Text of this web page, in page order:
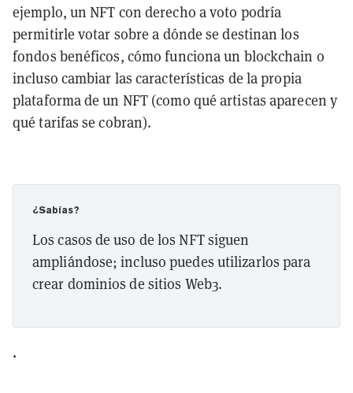
ejemplo, un NFT con derecho a voto podría
permitirle votar sobre a dónde se destinan los
fondos benéficos, cómo funciona un blockchain o
incluso cambiar las características de la propia
plataforma de un NFT (como qué artistas aparecen y
qué tarifas se cobran).
¿Sabías?
Los casos de uso de los NFT siguen
ampliándose; incluso puedes utilizarlos para
crear dominios de sitios Web3.
.